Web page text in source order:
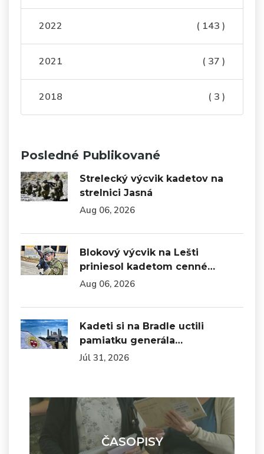
2022 ( 143 )
2021 ( 37 )
2018 ( 3 )
Posledné Publikované
Strelecký výcvik kadetov na
strelnici Jasná
Aug 06, 2026
Blokový výcvik na Lešti
priniesol kadetom cenné…
Aug 06, 2026
Kadeti si na Bradle uctili
pamiatku generála…
Júl 31, 2026
ČASOPISY